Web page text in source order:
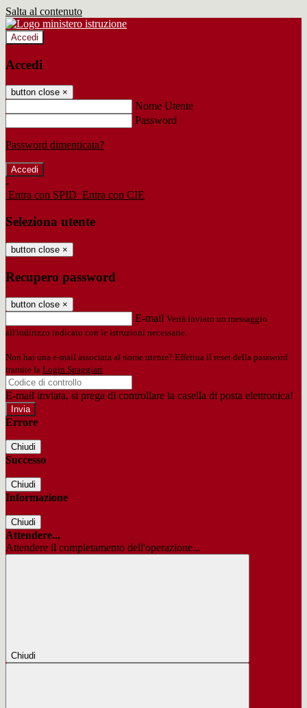
Salta al contenuto
Accedi
Accedi
button close ×
Nome Utente
Password
Password dimenticata?
-
Entra con SPID Entra con CIE
Seleziona utente
button close ×
Recupero password
button close ×
E-mail Verrà inviato un messaggio
all'indirizzo indicato con le istruzioni necessarie.
Non hai una e-mail associata al nome utente? Effettua il reset della password
tramite la Login Spaggiari
E-mail inviata, si prega di controllare la casella di posta elettronica!
Errore
Chiudi
Successo
Chiudi
Informazione
Chiudi
Attendere...
Attendere il completamento dell'operazione...
Chiudi